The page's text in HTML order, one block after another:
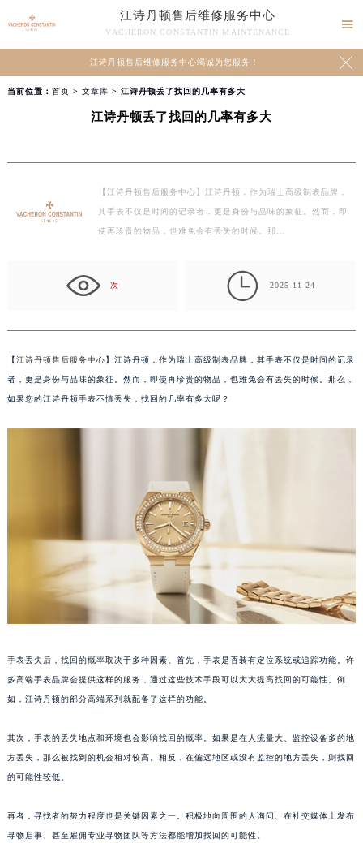
江诗丹顿售后维修服务中心
VACHERON CONSTANTIN MAINTENANCE

江诗丹顿售后维修服务中心竭诚为您服务！ 
当前位置： 首页 > 文章库 > 江诗丹顿丢了找回的几率有多大
江诗丹顿丢了找回的几率有多大
【江诗丹顿售后服务中心】江诗丹顿，作为瑞士高级制表品牌，
其手表不仅是时间的记录者，更是身份与品味的象征。然而，即
使再珍贵的物品，也难免会有丢失的时候。那…
次  2025-11-24
【江诗丹顿售后服务中心】江诗丹顿，作为瑞士高级制表品牌，其手表不仅是时间的记录
者，更是身份与品味的象征。然而，即使再珍贵的物品，也难免会有丢失的时候。那么，
如果您的江诗丹顿手表不慎丢失，找回的几率有多大呢？
手表丢失后，找回的概率取决于多种因素。首先，手表是否装有定位系统或追踪功能。许
多高端手表品牌会提供这样的服务，通过这些技术手段可以大大提高找回的可能性。例
如，江诗丹顿的部分高端系列就配备了这样的功能。
其次，手表的丢失地点和环境也会影响找回的概率。如果是在人流量大、监控设备多的地
方丢失，那么被找到的机会相对较高。相反，在偏远地区或没有监控的地方丢失，则找回
的可能性较低。
再者，寻找者的努力程度也是关键因素之一。积极地向周围的人询问、在社交媒体上发布
寻物启事、甚至雇佣专业寻物团队等方法都能增加找回的可能性。